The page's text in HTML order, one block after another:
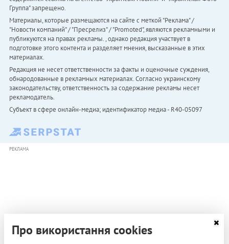
Группа" запрещено.
Материалы, которые размещаются на сайте с меткой "Реклама" /
"Новости компаний" / "Пресрелиз" / "Promoted", являются рекламными и
публикуются на правах рекламы. , однако редакция участвует в
подготовке этого контента и разделяет мнения, высказанные в этих
материалах.
Редакция не несет ответственности за факты и оценочные суждения,
обнародованные в рекламных материалах. Согласно украинскому
законодательству, ответственность за содержание рекламы несет
рекламодатель.
Субъект в сфере онлайн-медиа; идентификатор медиа - R40-05097
РЕКЛАМА
Про використання cookies